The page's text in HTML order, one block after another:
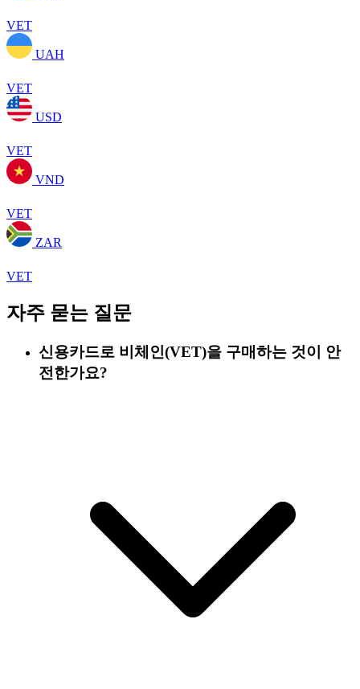
VET
UAH
VET
USD
VET
VND
VET
ZAR
VET
자주 묻는 질문
신용카드로 비체인(VET)을 구매하는 것이 안
전한가요?